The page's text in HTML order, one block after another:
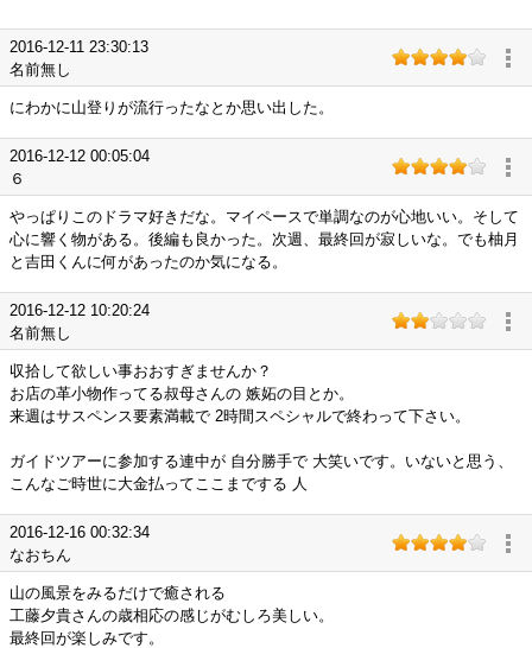
2016-12-11 23:30:13
名前無し
にわかに山登りが流行ったなとか思い出した。
2016-12-12 00:05:04
６
やっぱりこのドラマ好きだな。マイペースで単調なのが心地いい。そして
心に響く物がある。後編も良かった。次週、最終回が寂しいな。でも柚月
と吉田くんに何があったのか気になる。
2016-12-12 10:20:24
名前無し
収拾して欲しい事おおすぎませんか？
お店の革小物作ってる叔母さんの 嫉妬の目とか。
来週はサスペンス要素満載で 2時間スペシャルで終わって下さい。
ガイドツアーに参加する連中が 自分勝手で 大笑いです。いないと思う、
こんなご時世に大金払ってここまでする 人
2016-12-16 00:32:34
なおちん
山の風景をみるだけで癒される
工藤夕貴さんの歳相応の感じがむしろ美しい。
最終回が楽しみです。